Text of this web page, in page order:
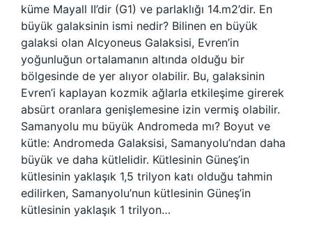
küme Mayall II’dir (G1) ve parlaklığı 14.m2’dir. En
büyük galaksinin ismi nedir? Bilinen en büyük
galaksi olan Alcyoneus Galaksisi, Evren’in
yoğunluğun ortalamanın altında olduğu bir
bölgesinde de yer alıyor olabilir. Bu, galaksinin
Evren’i kaplayan kozmik ağlarla etkileşime girerek
absürt oranlara genişlemesine izin vermiş olabilir.
Samanyolu mu büyük Andromeda mı? Boyut ve
kütle: Andromeda Galaksisi, Samanyolu’ndan daha
büyük ve daha kütlelidir. Kütlesinin Güneş’in
kütlesinin yaklaşık 1,5 trilyon katı olduğu tahmin
edilirken, Samanyolu’nun kütlesinin Güneş’in
kütlesinin yaklaşık 1 trilyon…